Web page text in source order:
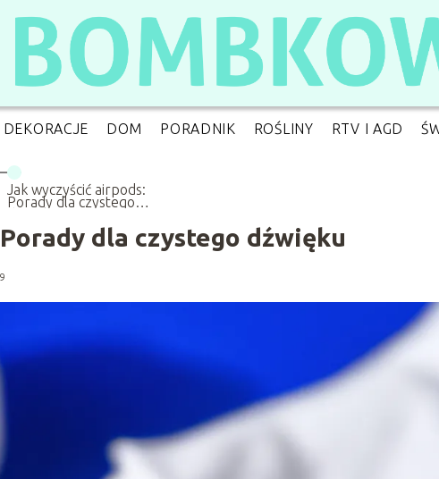
DEKORACJE DOM PORADNIK ROŚLINY RTV I AGD
Jak wyczyścić airpods:
Porady dla czystego
dla czystego dźwięku